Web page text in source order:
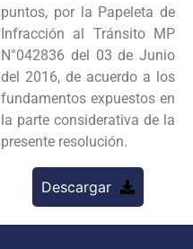
puntos, por la Papeleta de
Infracción al Tránsito MP
N°042836 del 03 de Junio
del 2016, de acuerdo a los
fundamentos expuestos en
la parte considerativa de la
presente resolución.
Descargar